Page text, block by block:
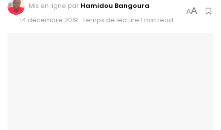
Mis en ligne par Hamidou Bangoura
14 décembre 2019 Temps de lecture:1 min read
AA